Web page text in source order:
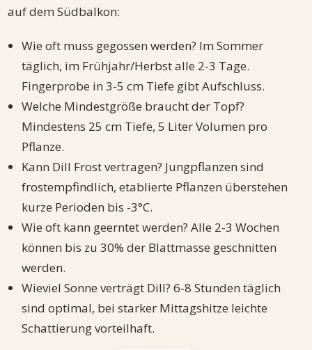
auf dem Südbalkon:
Wie oft muss gegossen werden? Im Sommer
täglich, im Frühjahr/Herbst alle 2-3 Tage.
Fingerprobe in 3-5 cm Tiefe gibt Aufschluss.
Welche Mindestgröße braucht der Topf?
Mindestens 25 cm Tiefe, 5 Liter Volumen pro
Pflanze.
Kann Dill Frost vertragen? Jungpflanzen sind
frostempfindlich, etablierte Pflanzen überstehen
kurze Perioden bis -3°C.
Wie oft kann geerntet werden? Alle 2-3 Wochen
können bis zu 30% der Blattmasse geschnitten
werden.
Wieviel Sonne verträgt Dill? 6-8 Stunden täglich
sind optimal, bei starker Mittagshitze leichte
Schattierung vorteilhaft.